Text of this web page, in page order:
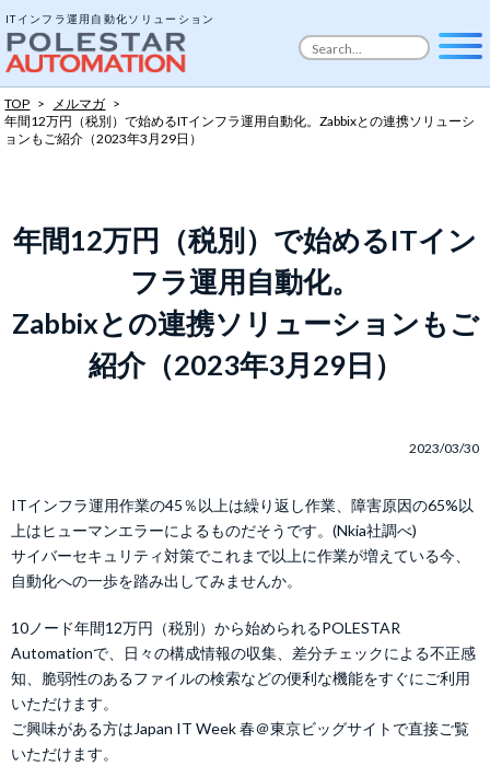
ITインフラ運用自動化ソリューション
TOP > メルマガ >
年間12万円（税別）で始めるITインフラ運用自動化。Zabbixとの連携ソリューシ
ョンもご紹介（2023年3月29日）
年間12万円（税別）で始めるITイン
フラ運用自動化。
Zabbixとの連携ソリューションもご
紹介（2023年3月29日）
2023/03/30
ITインフラ運用作業の45％以上は繰り返し作業、障害原因の65%以
上はヒューマンエラーによるものだそうです。(Nkia社調べ)
サイバーセキュリティ対策でこれまで以上に作業が増えている今、
自動化への一歩を踏み出してみませんか。
10ノード年間12万円（税別）から始められるPOLESTAR
Automationで、日々の構成情報の収集、差分チェックによる不正感
知、脆弱性のあるファイルの検索などの便利な機能をすぐにご利用
いただけます。
ご興味がある方はJapan IT Week 春＠東京ビッグサイトで直接ご覧
いただけます。